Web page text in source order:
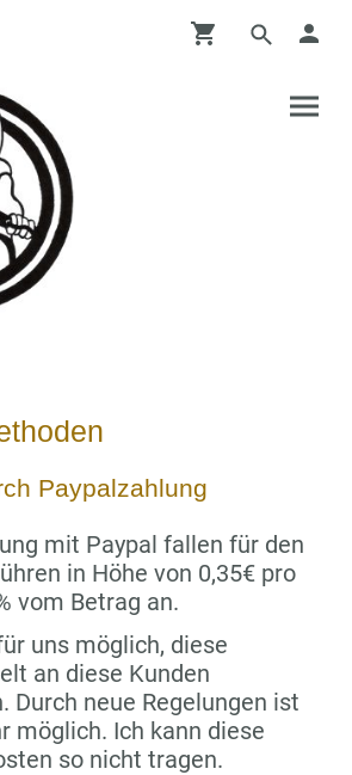
Paypalzahlung
mit Paypal fallen für den
in Höhe von 0,35€ pro
vom Betrag an.
uns möglich, diese
an diese Kunden
Durch neue Regelungen ist
möglich. Ich kann diese
so nicht tragen.